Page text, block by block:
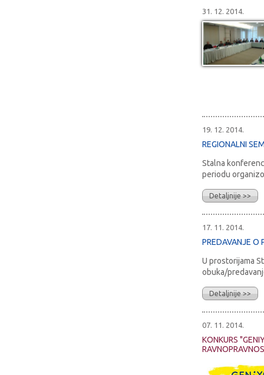
31. 12. 2014.
19. 12. 2014.
REGIONALNI
Stalna
periodu
Detaljnije >>
17. 11. 2014.
PREDAVANJE O
U prostorijama
obuka/
Detaljnije >>
07. 11. 2014.
KONKURS